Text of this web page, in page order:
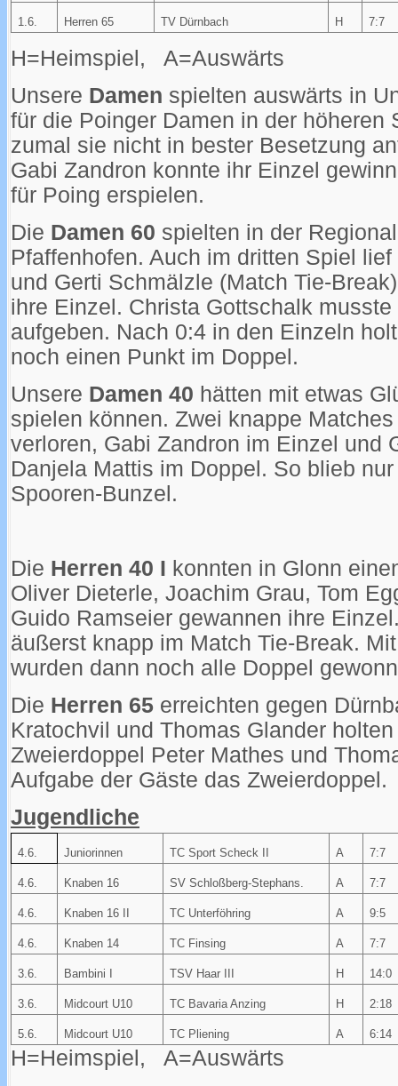
1.6. Herren 65 TV Dürnbach H 7:7
H=Heimspiel, A=Auswärts
Unsere Damen spielten auswärts in
für die Poinger Damen in der höheren
zumal sie nicht in bester Besetzung
Gabi Zandron konnte ihr Einzel
für Poing erspielen.
Die Damen 60 spielten in der
Pfaffenhofen. Auch im dritten Spiel
und Gerti Schmälzle (Match Tie-
ihre Einzel. Christa Gottschalk
aufgeben. Nach 0:4 in den Einzeln
noch einen Punkt im Doppel.
Unsere Damen 40 hätten mit etwas
spielen können. Zwei knappe
verloren, Gabi Zandron im Einzel und
Danjela Mattis im Doppel. So blieb
Spooren-Bunzel.
Die Herren 40 I konnten in Glonn
Oliver Dieterle, Joachim Grau, Tom
Guido Ramseier gewannen ihre
äußerst knapp im Match Tie-Break.
wurden dann noch alle Doppel
Die Herren 65 erreichten gegen
Kratochvil und Thomas Glander
Zweierdoppel Peter Mathes und
Aufgabe der Gäste das Zweierdoppel.
Jugendliche
4.6. Juniorinnen TC Sport Scheck II A 7:7
4.6. Knaben 16 SV Schloßberg-Stephans. A 7:7
4.6. Knaben 16 II TC Unterföhring A 9:5
4.6. Knaben 14 TC Finsing A 7:7
3.6. Bambini I TSV Haar III H 14:0
3.6. Midcourt U10 TC Bavaria Anzing H 2:18
5.6. Midcourt U10 TC Pliening A 6:14
H=Heimspiel, A=Auswärts